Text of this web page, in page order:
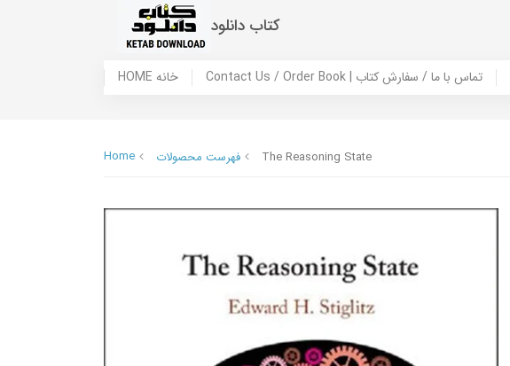
کتاب دانلود
HOME خانه Contact Us / Order Book | تماس با ما / سفارش کتاب
Home فهرست محصولات The Reasoning State